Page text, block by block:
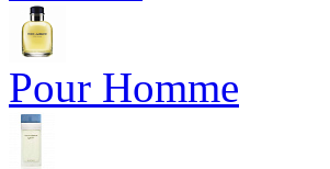
Pour Homme